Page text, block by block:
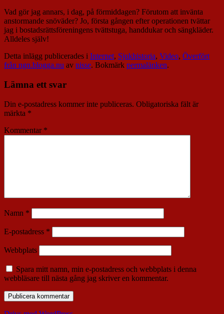
Vad gör jag annars, i dag, på förmiddagen? Förutom att invänta
anstormande snöväder? Jo, första gången efter operationen tvättar
jag i bostadsrättsföreningens tvättstuga, handdukar och sängkläder.
Alldeles själv!
Detta inlägg publicerades i Internet, Sjukhistoria, Video, Överfört
från ngn.blogga.nu av nisse. Bokmärk permalänken.
Lämna ett svar
Din e-postadress kommer inte publiceras. Obligatoriska fält är
märkta *
Kommentar *
Namn *
E-postadress *
Webbplats
Spara mitt namn, min e-postadress och webbplats i denna
webbläsare till nästa gång jag skriver en kommentar.